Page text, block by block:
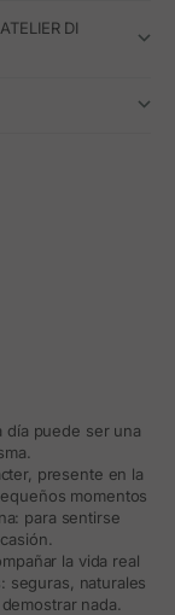
DI
día puede ser una
presente en la
momentos
para sentirse
la vida real
seguras, naturales
nada.